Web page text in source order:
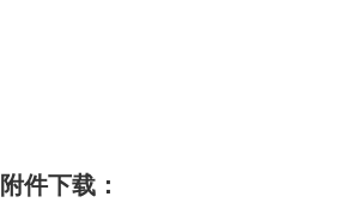
附件下载：